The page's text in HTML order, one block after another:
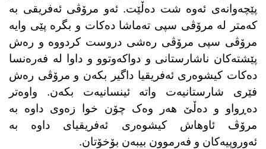
پێچەوانەی ئەوە شت دەڵێت. ئەو مرۆڤی ئەفریقی بە
کەمتر لە مرۆڤی سپی تەماشا دەکات و بگرە پێی وایە
مرۆڤی سپی مرۆڤی رەشی دروست کردووە و رەش
پێشتەکان ناشارستانی و دواکەوتوو و داوا لە فەرەنسا
دەکات کیشوەری ئەفریقیا داگیر بکەن و مرۆڤی رەش
فێری شارستانیەت واتە ئینسانیەت بکەن. واوەتر
دەڕواو و دەڵێ هەر وەک چۆن خوا زەوی داوە بە
مرۆڤ ئاوهاش کیشوەری ئەفریقیای داوە بە
ئەوروپیەکان و فەرموون بیبەن بۆخۆتان.